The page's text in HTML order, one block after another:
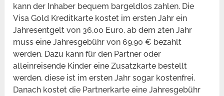
kann der Inhaber bequem bargeldlos zahlen. Die
Visa Gold Kreditkarte kostet im ersten Jahr ein
Jahresentgelt von 36,00 Euro, ab dem 2ten Jahr
muss eine Jahresgebühr von 69,90 € bezahlt
werden. Dazu kann für den Partner oder
alleinreisende Kinder eine Zusatzkarte bestellt
werden, diese ist im ersten Jahr sogar kostenfrei.
Danach kostet die Partnerkarte eine Jahresgebühr